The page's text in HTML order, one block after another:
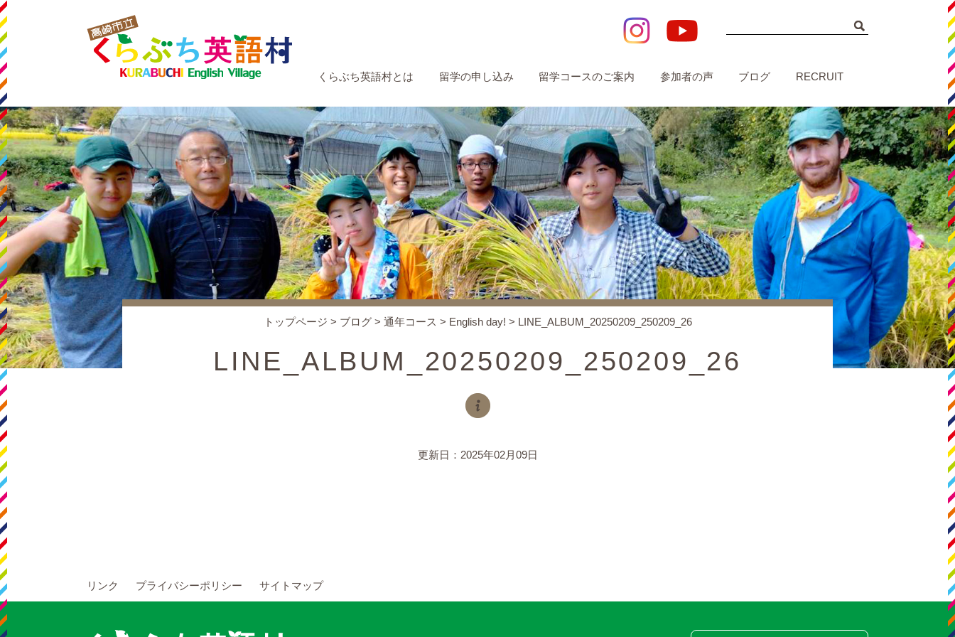
くらぶち英語村とは 留学の申し込み 留学コースのご案内 参加者の声 ブログ RECRUIT
トップページ > ブログ> 通年コース > English day! > LINE_ALBUM_20250209_250209_26
LINE_ALBUM_20250209_250209_26
更新日：2025年02月09日
リンク プライバシーポリシー サイトマップ